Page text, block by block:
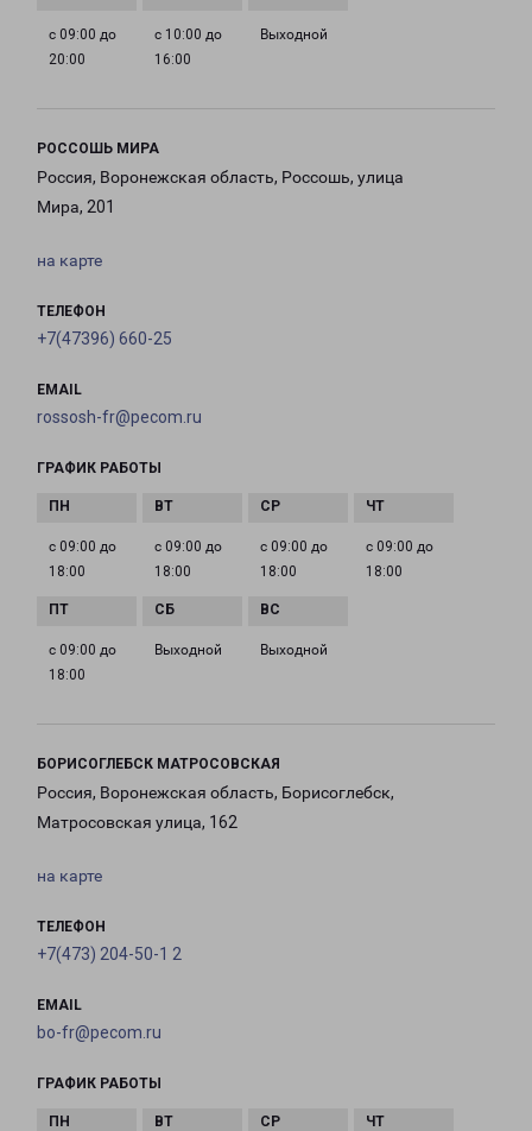
с 09:00 до
20:00
с 10:00 до
16:00
Выходной
РОССОШЬ МИРА
Россия, Воронежская область, Россошь, улица
Мира, 201
на карте
ТЕЛЕФОН
+7(47396) 660-25
EMAIL
rossosh-fr@pecom.ru
ГРАФИК РАБОТЫ
с 09:00 до
18:00
с 09:00 до
18:00
с 09:00 до
18:00
с 09:00 до
18:00
с 09:00 до
18:00
Выходной Выходной
БОРИСОГЛЕБСК МАТРОСОВСКАЯ
Россия, Воронежская область, Борисоглебск,
Матросовская улица, 162
на карте
ТЕЛЕФОН
+7(473) 204-50-1 2
EMAIL
bo-fr@pecom.ru
ГРАФИК РАБОТЫ